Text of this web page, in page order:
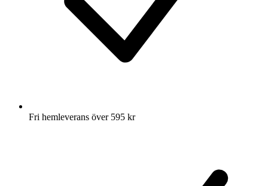
Fri hemleverans över 595 kr